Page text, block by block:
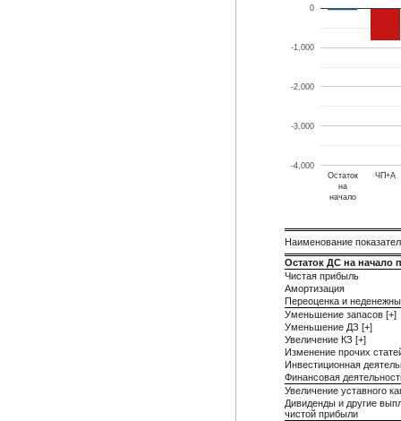
Остаток
на
начало
ЧП+А
-4,000
-3,000
-2,000
-1,000
0
Наименование
Остаток ДС на начало
Чистая прибыль
Амортизация
Переоценка и
Уменьшение запасов [+]
Уменьшение ДЗ [+]
Увеличение КЗ [+]
Изменение прочих
Инвестиционная
Финансовая
Увеличение уставного
Дивиденды и другие
чистой прибыли